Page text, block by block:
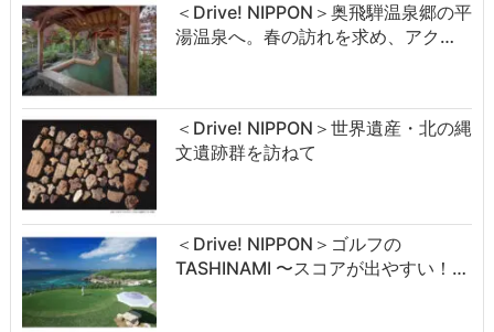
＜Drive! NIPPON＞奥飛騨温泉郷の平
湯温泉へ。春の訪れを求め、アク…
＜Drive! NIPPON＞世界遺産・北の縄
文遺跡群を訪ねて
＜Drive! NIPPON＞ゴルフの
TASHINAMI 〜スコアが出やすい！…